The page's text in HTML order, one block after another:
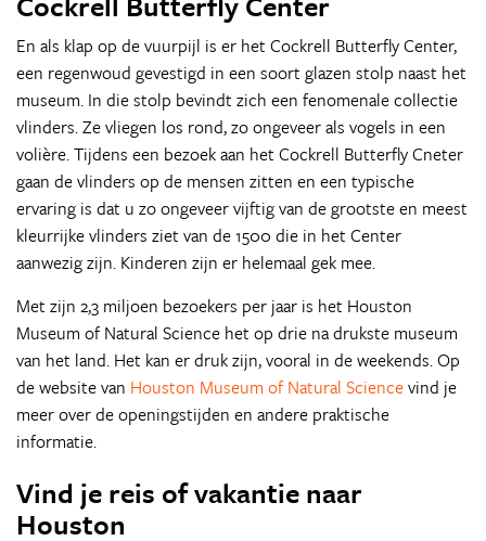
En als klap op de vuurpijl is er het Cockrell Butterfly Center,
een regenwoud gevestigd in een soort glazen stolp naast het
museum. In die stolp bevindt zich een fenomenale collectie
vlinders. Ze vliegen los rond, zo ongeveer als vogels in een
volière. Tijdens een bezoek aan het Cockrell Butterfly Cneter
gaan de vlinders op de mensen zitten en een typische
ervaring is dat u zo ongeveer vijftig van de grootste en meest
kleurrijke vlinders ziet van de 1500 die in het Center
aanwezig zijn. Kinderen zijn er helemaal gek mee.
Met zijn 2,3 miljoen bezoekers per jaar is het Houston
Museum of Natural Science het op drie na drukste museum
van het land. Het kan er druk zijn, vooral in de weekends. Op
de website van Houston Museum of Natural Sciencevind je
meer over de openingstijden en andere praktische
informatie.
Vind je reis of vakantie naar
Houston